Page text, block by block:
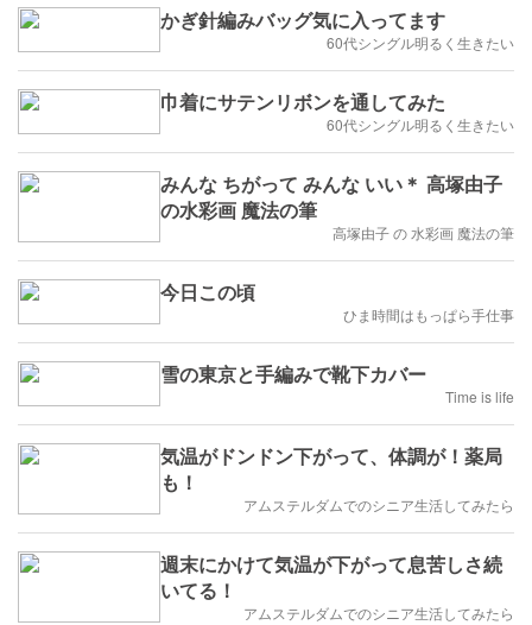
かぎ針編みバッグ気に入ってます
60代シングル明るく生きたい
巾着にサテンリボンを通してみた
60代シングル明るく生きたい
みんな ちがって みんな いい＊ 高塚由子
の水彩画 魔法の筆
高塚由子 の 水彩画 魔法の筆
今日この頃
ひま時間はもっぱら手仕事
雪の東京と手編みで靴下カバー
Time is life
気温がドンドン下がって、体調が！薬局
も！
アムステルダムでのシニア生活してみたら
週末にかけて気温が下がって息苦しさ続
いてる！
アムステルダムでのシニア生活してみたら